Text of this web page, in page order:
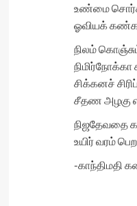
உண்மை
ஓவியக்
நிலம்
சிக்கனச்
சீதண அழகு
நிஜதேவதை
உயிர் வரம்
-